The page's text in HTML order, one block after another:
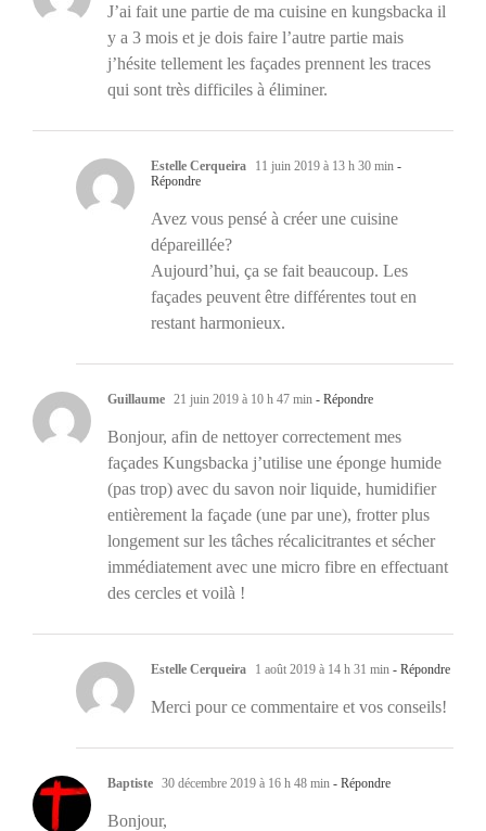
J’ai fait une partie de ma cuisine en kungsbacka il
y a 3 mois et je dois faire l’autre partie mais
j’hésite tellement les façades prennent les traces
qui sont très difficiles à éliminer.
Estelle Cerqueira 11 juin 2019 à 13 h 30 min -
Répondre
Avez vous pensé à créer une cuisine
dépareillée?
Aujourd’hui, ça se fait beaucoup. Les
façades peuvent être différentes tout en
restant harmonieux.
Guillaume 21 juin 2019 à 10 h 47 min - Répondre
Bonjour, afin de nettoyer correctement mes
façades Kungsbacka j’utilise une éponge humide
(pas trop) avec du savon noir liquide, humidifier
entièrement la façade (une par une), frotter plus
longement sur les tâches récalicitrantes et sécher
immédiatement avec une micro fibre en effectuant
des cercles et voilà !
Estelle Cerqueira 1 août 2019 à 14 h 31 min - Répondre
Merci pour ce commentaire et vos conseils!
Baptiste 30 décembre 2019 à 16 h 48 min - Répondre
Bonjour,